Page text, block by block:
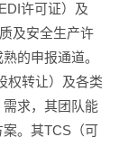
许可证）及
及安全生产许
的申报通道。
权转让）及各类
需求，其团队能
。其TCS（可